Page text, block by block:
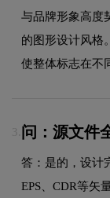
与品牌形象高度
的图形设计风格
使整体标志在不
3. 问：源文件
答：是的，设计
EPS、CDR等矢